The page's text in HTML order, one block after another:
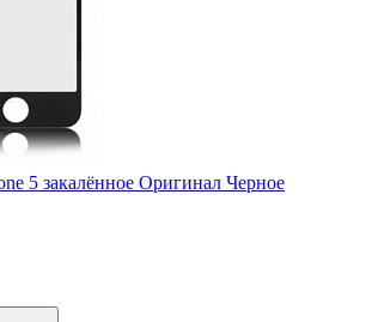
5 закалённое Оригинал Черное